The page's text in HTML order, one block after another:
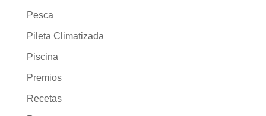
Pesca
Pileta Climatizada
Piscina
Premios
Recetas